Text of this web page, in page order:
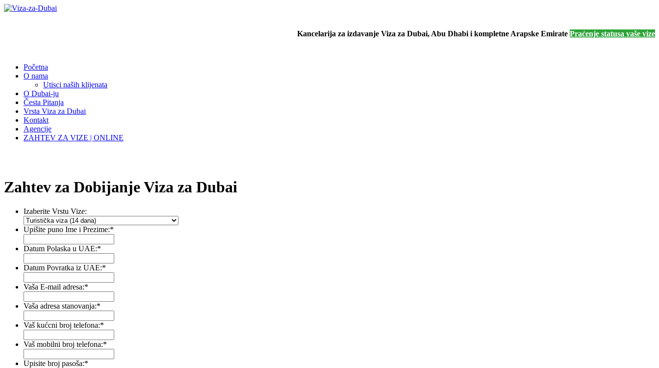
Kancelarija za izdavanje Viza za Dubai, Abu Dhabi i kompletne Arapske Emirate Praćenje statusa vaše vize
Početna
O nama
Utisci naših klijenata
O Dubai-ju
Česta Pitanja
Vrsta Viza za Dubai
Kontakt
Agencije
ZAHTEV ZA VIZE | ONLINE
Zahtev za Dobijanje Viza za Dubai
Izaberite Vrstu Vize:
Upišite puno Ime i Prezime:*
Datum Polaska u UAE:*
Datum Povratka iz UAE:*
Vaša E-mail adresa:*
Vaša adresa stanovanja:*
Vaš kućcni broj telefona:*
Vaš mobilni broj telefona:*
Upisite broj pasoša:*